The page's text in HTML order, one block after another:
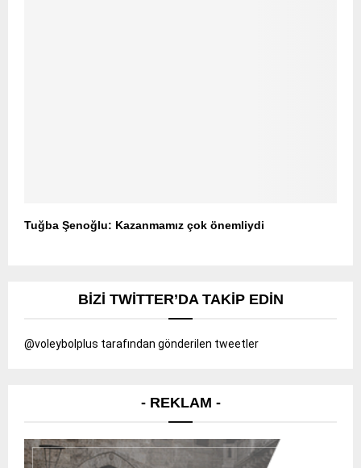
Tuğba Şenoğlu: Kazanmamız çok önemliydi
BIZI TWITTER’DA TAKIP EDIN
@voleybolplus tarafından gönderilen tweetler
- REKLAM -